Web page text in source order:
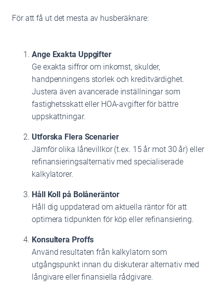
För att få ut det mesta av husberäknare:
Ange Exakta Uppgifter
Ge exakta siffror om inkomst, skulder,
handpenningens storlek och kreditvärdighet.
Justera även avancerade inställningar som
fastighetsskatt eller HOA-avgifter för bättre
uppskattningar.
Utforska Flera Scenarier
Jämför olika lånevillkor (t.ex. 15 år mot 30 år) eller
refinansieringsalternativ med specialiserade
kalkylatorer.
Håll Koll på Bolåneräntor
Håll dig uppdaterad om aktuella räntor för att
optimera tidpunkten för köp eller refinansiering.
Konsultera Proffs
Använd resultaten från kalkylatorn som
utgångspunkt innan du diskuterar alternativ med
långivare eller finansiella rådgivare.